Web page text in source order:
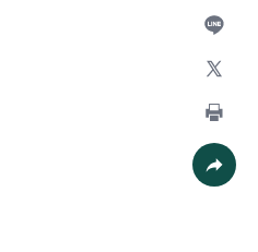
加入好
列印